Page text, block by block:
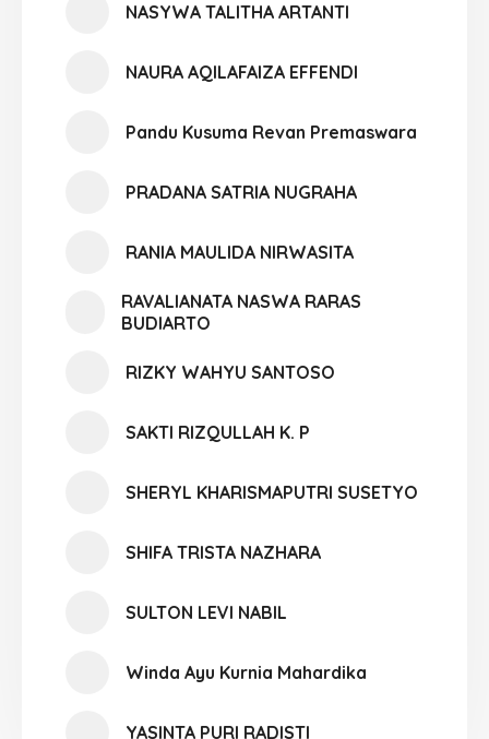
NASYWA TALITHA ARTANTI
NAURA AQILAFAIZA EFFENDI
Pandu Kusuma Revan Premaswara
PRADANA SATRIA NUGRAHA
RANIA MAULIDA NIRWASITA
RAVALIANATA NASWA RARAS
BUDIARTO
RIZKY WAHYU SANTOSO
SAKTI RIZQULLAH K. P
SHERYL KHARISMAPUTRI SUSETYO
SHIFA TRISTA NAZHARA
SULTON LEVI NABIL
Winda Ayu Kurnia Mahardika
YASINTA PURI RADISTI